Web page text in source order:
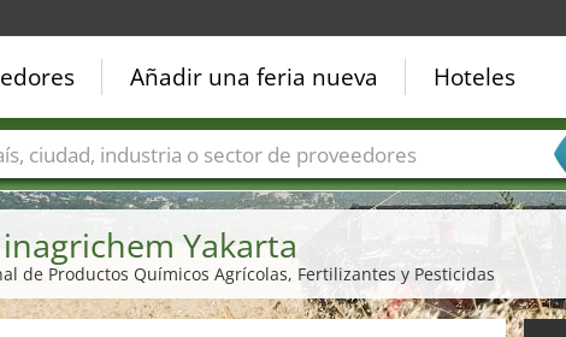
inagrichem Yakarta
de Productos Químicos Agrícolas, Fertilizantes y Pesticidas
Añadir una feria nueva Hoteles
Sectores de ferias Sectores de proveedor de servicios